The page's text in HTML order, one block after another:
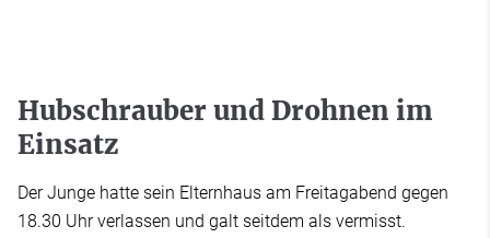
Hubschrauber und Drohnen im
Einsatz
Der Junge hatte sein Elternhaus am Freitagabend gegen
18.30 Uhr verlassen und galt seitdem als vermisst.